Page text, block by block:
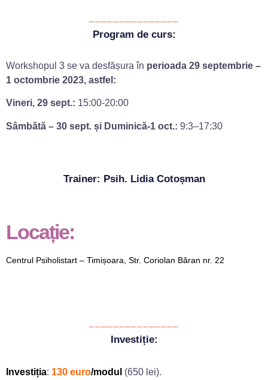
Program de curs:
Workshopul 3 se va desfășura în perioada 29 septembrie –
1 octombrie 2023, astfel:
Vineri, 29 sept.: 15:00-20:00
Sâmbătă – 30 sept. și Duminică-1 oct.: 9:3–17:30
Trainer: Psih. Lidia Cotoșman
Locație:
Centrul Psiholistart – Timișoara, Str. Coriolan Băran nr. 22
Investiție:
Investiția: 130 euro/modul (650 lei).